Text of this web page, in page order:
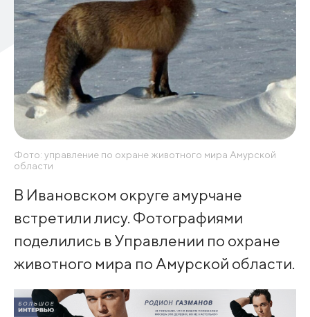
Фото: управление по охране животного мира Амурской
области
В Ивановском округе амурчане
встретили лису. Фотографиями
поделились в Управлении по охране
животного мира по Амурской области.